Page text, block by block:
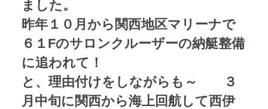
ました。
昨年１０月から関西地区マリーナで
６１Fのサロンクルーザーの納艇整備
に追われて！
と、理由付けをしながらも～ ３
月中旬に関西から海上回航して西伊